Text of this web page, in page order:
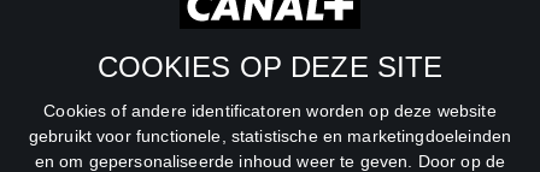
COOKIES OP DEZE SITE
Cookies of andere identificatoren worden op deze website
gebruikt voor functionele, statistische en marketingdoeleinden
en om gepersonaliseerde inhoud weer te geven. Door op de
SBS6
Veronica